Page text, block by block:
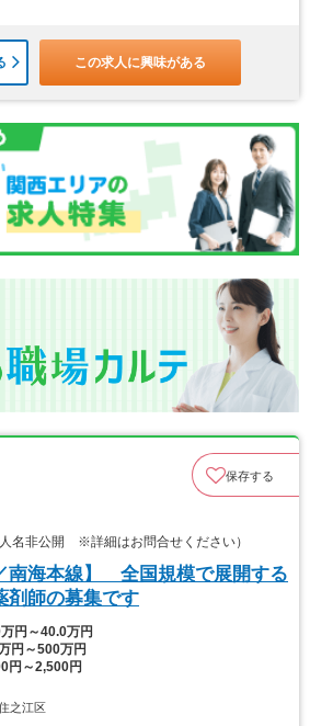
この求人に興味がある
保存する
名非公開 ※詳細はお問合せください）
南海本線】 全国規模で展開する
剤師の募集です
万円～40.0万円
円～500万円
円～2,500円
之江区